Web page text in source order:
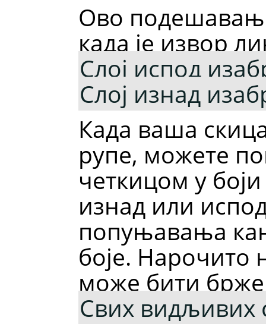
Ово
када је извор
Слој испод
Слој изнад
Када ваша
рупе, можете
четкицом у
изнад или
попуњавања
боје. Нарочито
може бити
Свих видљивих